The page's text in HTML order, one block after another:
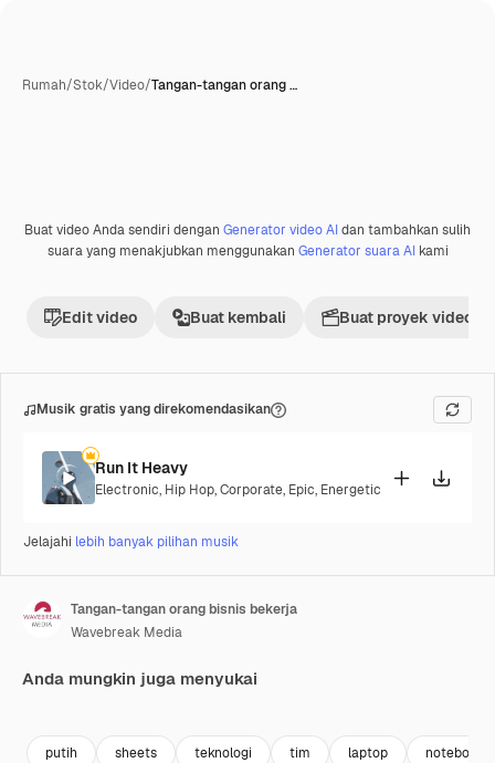
Rumah/Stok/Video/Tangan-tangan orang …
Premium
Buat video Anda sendiri dengan Generator video AIdan tambahkan sulih
suara yang menakjubkan menggunakan Generator suara AIkami
Edit video Buat kembali Buat proyek video
Musik gratis yang direkomendasikan
Run It Heavy
Electronic, Hip Hop,Corporate, Epic, Energetic
Jelajahi lebih banyak pilihan musik
Tangan-tangan orang bisnis bekerja
Wavebreak Media
Anda mungkin juga menyukai
putih sheets teknologi tim laptop notebook